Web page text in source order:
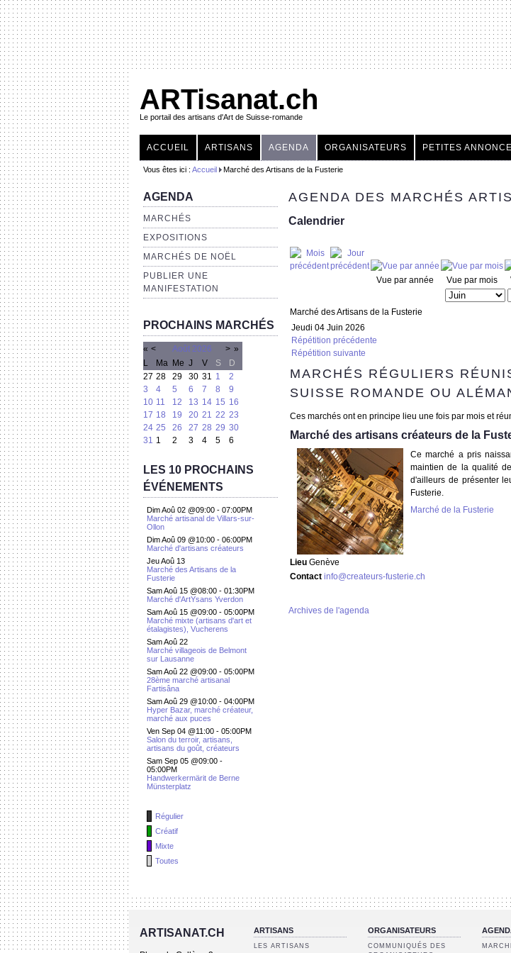
ARTisanat.ch
Le portail des artisans d'Art de Suisse-romande
ACCUEIL ARTISANS AGENDA ORGANISATEURS PETITES
Vous êtes ici : Accueil Marché des Artisans de la Fusterie
AGENDA
MARCHÉS
EXPOSITIONS
MARCHÉS DE NOËL
PUBLIER UNE
MANIFESTATION
PROCHAINS MARCHÉS
« < Août 2026 > »
L
Ma Me J V S
D
27 28 29 30 31 1
2
3
4 5 6 7 8
9
10 11 12 13 14 15 16
17 18 19 20 21 22 23
24 25 26 27 28 29 30
31 1 2 3 4 5 6
LES 10 PROCHAINS
ÉVÉNEMENTS
Dim Aoû 02 @09:00 - 07:00PM
Marché artisanal de Villars-sur-
Ollon
Dim Aoû 09 @10:00 - 06:00PM
Marché d'artisans créateurs
Jeu Aoû 13
Marché des Artisans de la
Fusterie
Sam Aoû 15 @08:00 - 01:30PM
Marché d'ArtYsans Yverdon
Sam Aoû 15 @09:00 - 05:00PM
Marché mixte (artisans d'art et
étalagistes), Vucherens
Sam Aoû 22
Marché villageois de Belmont
sur Lausanne
Sam Aoû 22 @09:00 - 05:00PM
28ème marché artisanal
Fartisâna
Sam Aoû 29 @10:00 - 04:00PM
Hyper Bazar, marché créateur,
marché aux puces
Ven Sep 04 @11:00 - 05:00PM
Salon du terroir, artisans,
artisans du goût, créateurs
Sam Sep 05 @09:00 -
05:00PM
Handwerkermärit de Berne
Münsterplatz
Régulier
Créatif
Mixte
Toutes
AGENDA DES MARCHÉS
Calendrier
Vue par année Vue par mois
Marché des Artisans de la Fusterie
Jeudi 04 Juin 2026
Répétition précédente
Répétition suivante
MARCHÉS RÉGULIERS
SUISSE ROMANDE OU
Ces marchés ont en principe lieu une fois par mois et
Marché des artisans créateurs de la
Ce marché a pris
maintien de la qualité
d'ailleurs de présenter
Fusterie.
Marché de la Fusterie
Lieu Genève
Contact info@createurs-fusterie.ch
Archives de l'agenda
ARTISANAT.CH ARTISANS
LES ARTISANS
ORGANISATEURS
COMMUNIQUÉS DES